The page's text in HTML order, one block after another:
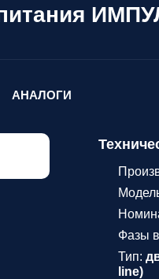
питания
АНАЛОГИ
Фазы
Тип:
line)